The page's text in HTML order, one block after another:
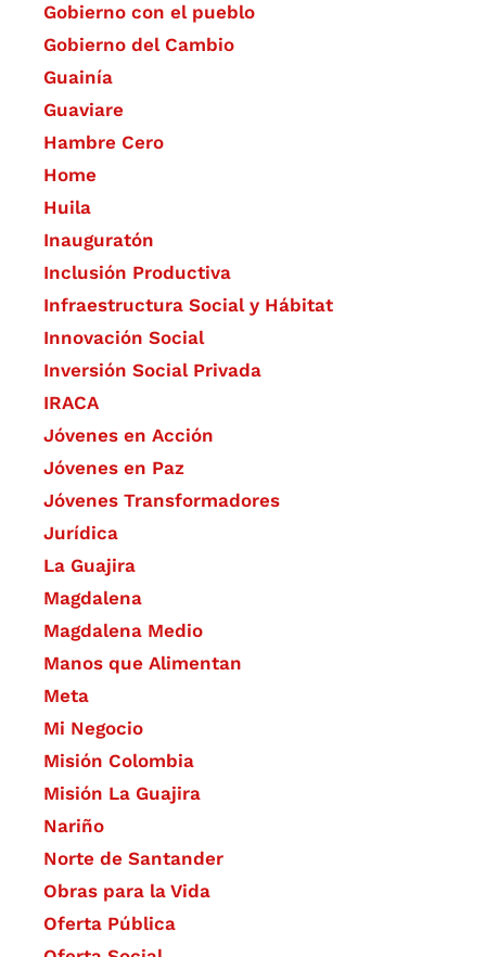
Gobierno con el pueblo
Gobierno del Cambio
Guainía
Guaviare
Hambre Cero
Home
Huila
Inauguratón
Inclusión Productiva
Infraestructura Social y Hábitat
​Innovación Social
Inversión Social Privada
IRACA
Jóvenes en Acción
Jóvenes en Paz
Jóvenes Transformadores
Jurídica
La Guajira
Magdalena
Magdalena Medio
Manos que Alimentan
Meta
Mi Negocio
Misión Colombia
Misión La Guajira
Nariño
Norte de Santander
Obras para la Vida
Oferta Pública